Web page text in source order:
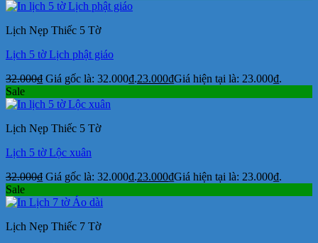
Lịch Nẹp Thiếc 5 Tờ
Lịch 5 tờ Lịch phật giáo
32.000₫ Giá gốc là: 32.000₫.23.000₫Giá hiện tại là: 23.000₫.
Sale
Lịch Nẹp Thiếc 5 Tờ
Lịch 5 tờ Lộc xuân
32.000₫ Giá gốc là: 32.000₫.23.000₫Giá hiện tại là: 23.000₫.
Sale
Lịch Nẹp Thiếc 7 Tờ